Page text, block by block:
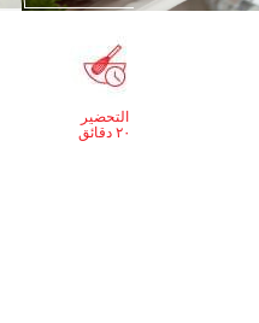
التحضير
٢٠ دقائق